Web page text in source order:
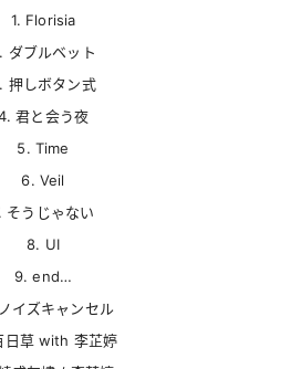
1. Florisia
ダブルベット
押しボタン式
君と会う夜
5. Time
6. Veil
そうじゃない
8. UI
9. end…
イズキャンセル
日草 with 李芷婷